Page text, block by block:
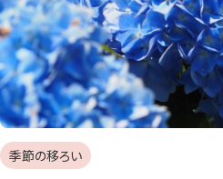
季節の移ろい